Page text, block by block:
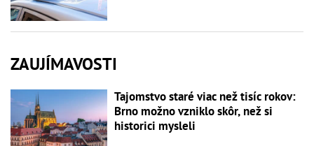
ZAUJÍMAVOSTI
Tajomstvo staré viac než tisíc rokov:
Brno možno vzniklo skôr, než si
historici mysleli